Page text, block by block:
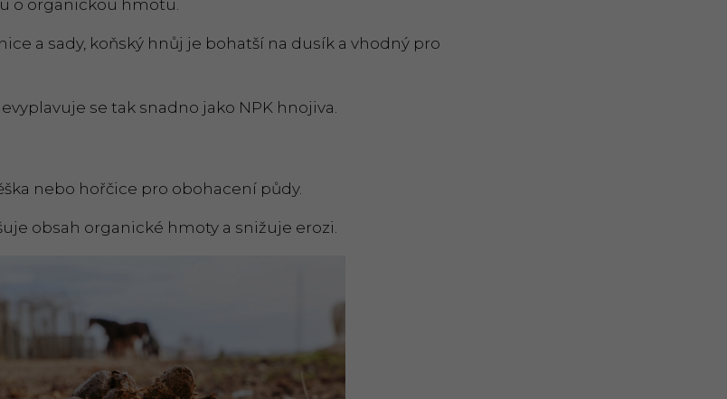
o organickou hmotu.
a sady, koňský hnůj je bohatší na dusík a vhodný pro
se tak snadno jako NPK hnojiva.
nebo hořčice pro obohacení půdy.
obsah organické hmoty a snižuje erozi.